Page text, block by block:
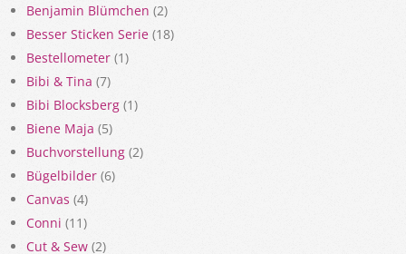
Benjamin Blümchen (2)
Besser Sticken Serie (18)
Bestellometer (1)
Bibi & Tina (7)
Bibi Blocksberg (1)
Biene Maja (5)
Buchvorstellung (2)
Bügelbilder (6)
Canvas (4)
Conni (11)
Cut & Sew (2)